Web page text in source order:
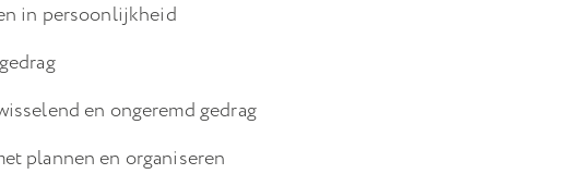
in persoonlijkheid
en ongeremd gedrag
plannen en organiseren